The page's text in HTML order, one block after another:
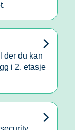
der du kan
i 2. etasje